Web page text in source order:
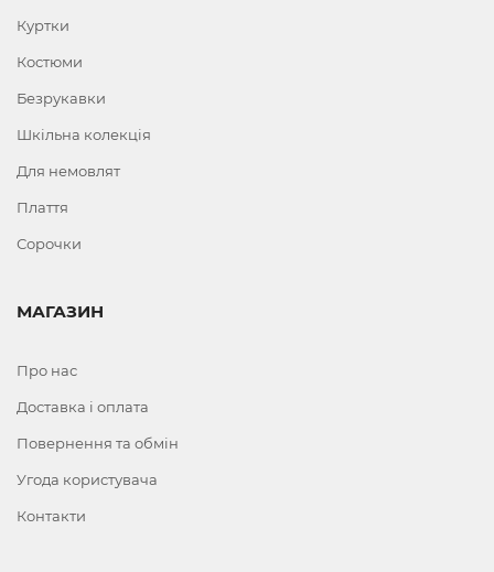
Куртки
Костюми
Безрукавки
Шкільна колекція
Для немовлят
Плаття
Сорочки
МАГАЗИН
Про нас
Доставка і оплата
Повернення та обмін
Угода користувача
Контакти